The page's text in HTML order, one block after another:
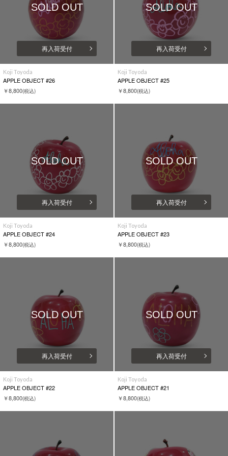
SOLD OUT
再入荷受付
Koji Toyoda
APPLE OBJECT #26
￥8,800(税込)
SOLD OUT
再入荷受付
Koji Toyoda
APPLE OBJECT #25
￥8,800(税込)
SOLD OUT
再入荷受付
Koji Toyoda
APPLE OBJECT #24
￥8,800(税込)
SOLD OUT
再入荷受付
Koji Toyoda
APPLE OBJECT #23
￥8,800(税込)
SOLD OUT
再入荷受付
Koji Toyoda
APPLE OBJECT #22
￥8,800(税込)
SOLD OUT
再入荷受付
Koji Toyoda
APPLE OBJECT #21
￥8,800(税込)